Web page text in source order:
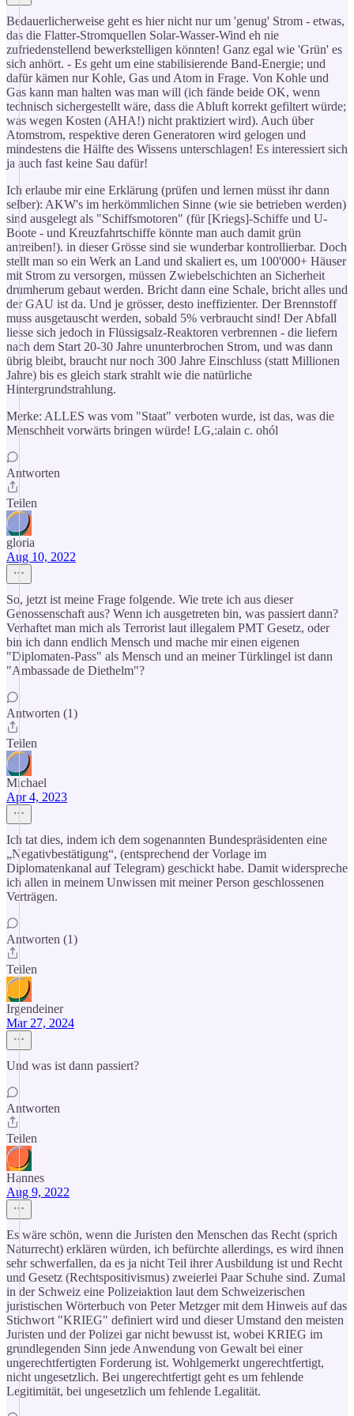
Bedauerlicherweise geht es hier nicht nur um 'genug' Strom - etwas,
das die Flatter-Stromquellen Solar-Wasser-Wind eh nie
zufriedenstellend bewerkstelligen könnten! Ganz egal wie 'Grün' es
sich anhört. - Es geht um eine stabilisierende Band-Energie; und
dafür kämen nur Kohle, Gas und Atom in Frage. Von Kohle und
Gas kann man halten was man will (ich fände beide OK, wenn
technisch sichergestellt wäre, dass die Abluft korrekt gefiltert würde;
was wegen Kosten (AHA!) nicht praktiziert wird). Auch über
Atomstrom, respektive deren Generatoren wird gelogen und
mindestens die Hälfte des Wissens unterschlagen! Es interessiert sich
ja auch fast keine Sau dafür!
Ich erlaube mir eine Erklärung (prüfen und lernen müsst ihr dann
selber): AKW's im herkömmlichen Sinne (wie sie betrieben werden)
sind ausgelegt als "Schiffsmotoren" (für [Kriegs]-Schiffe und U-
Boote - und Kreuzfahrtschiffe könnte man auch damit grün
antreiben!). in dieser Grösse sind sie wunderbar kontrollierbar. Doch
stellt man so ein Werk an Land und skaliert es, um 100'000+ Häuser
mit Strom zu versorgen, müssen Zwiebelschichten an Sicherheit
drumherum gebaut werden. Bricht dann eine Schale, bricht alles und
der GAU ist da. Und je grösser, desto ineffizienter. Der Brennstoff
muss ausgetauscht werden, sobald 5% verbraucht sind! Der Abfall
liesse sich jedoch in Flüssigsalz-Reaktoren verbrennen - die liefern
nach dem Start 20-30 Jahre ununterbrochen Strom, und was dann
übrig bleibt, braucht nur noch 300 Jahre Einschluss (statt Millionen
Jahre) bis es gleich stark strahlt wie die natürliche
Hintergrundstrahlung.
Merke: ALLES was vom "Staat" verboten wurde, ist das, was die
Menschheit vorwärts bringen würde! LG,:alain c. ohól
Antworten
Teilen
gloria
Aug 10, 2022
So, jetzt ist meine Frage folgende. Wie trete ich aus dieser
Genossenschaft aus? Wenn ich ausgetreten bin, was passiert dann?
Verhaftet man mich als Terrorist laut illegalem PMT Gesetz, oder
bin ich dann endlich Mensch und mache mir einen eigenen
"Diplomaten-Pass" als Mensch und an meiner Türklingel ist dann
"Ambassade de Diethelm"?
Antworten (1)
Teilen
Michael
Apr 4, 2023
Ich tat dies, indem ich dem sogenannten Bundespräsidenten eine
„Negativbestätigung“, (entsprechend der Vorlage im
Diplomatenkanal auf Telegram) geschickt habe. Damit widerspreche
ich allen in meinem Unwissen mit meiner Person geschlossenen
Verträgen.
Antworten (1)
Teilen
Irgendeiner
Mar 27, 2024
Und was ist dann passiert?
Antworten
Teilen
Hannes
Aug 9, 2022
Es wäre schön, wenn die Juristen den Menschen das Recht (sprich
Naturrecht) erklären würden, ich befürchte allerdings, es wird ihnen
sehr schwerfallen, da es ja nicht Teil ihrer Ausbildung ist und Recht
und Gesetz (Rechtspositivismus) zweierlei Paar Schuhe sind. Zumal
in der Schweiz eine Polizeiaktion laut dem Schweizerischen
juristischen Wörterbuch von Peter Metzger mit dem Hinweis auf das
Stichwort "KRIEG" definiert wird und dieser Umstand den meisten
Juristen und der Polizei gar nicht bewusst ist, wobei KRIEG im
grundlegenden Sinn jede Anwendung von Gewalt bei einer
ungerechtfertigten Forderung ist. Wohlgemerkt ungerechtfertigt,
nicht ungesetzlich. Bei ungerechtfertigt geht es um fehlende
Legitimität, bei ungesetzlich um fehlende Legalität.